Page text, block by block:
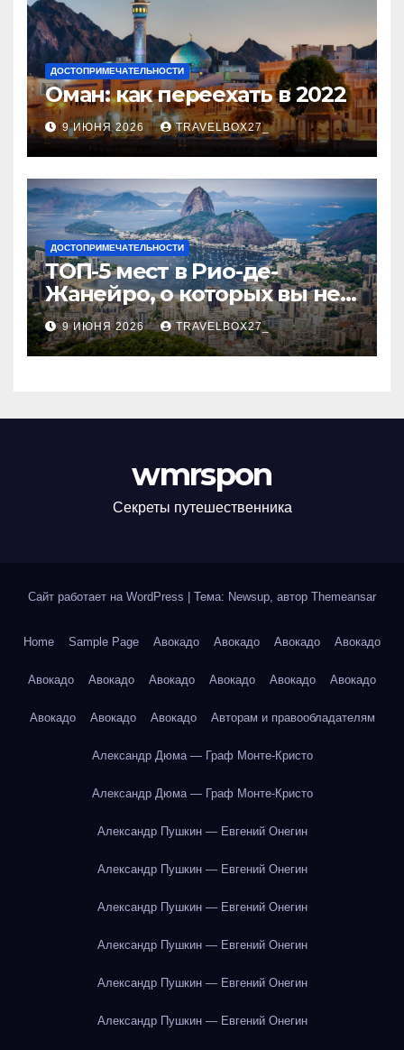
ДОСТОПРИМЕЧАТЕЛЬНОСТИ
Оман: как переехать в 2022
9 ИЮНЯ 2026 TRAVELBOX27_
ДОСТОПРИМЕЧАТЕЛЬНОСТИ
ТОП-5 мест в Рио-де-
Жанейро, о которых вы не
знали
9 ИЮНЯ 2026 TRAVELBOX27_
wmrspon
Секреты путешественника
Сайт работает на WordPress Тема: Newsup, автор Themeansar
Home Sample Page Авокадо Авокадо Авокадо Авокадо
Авокадо Авокадо Авокадо Авокадо Авокадо Авокадо
Авокадо Авокадо Авокадо Авторам и правообладателям
Александр Дюма — Граф Монте-Кристо
Александр Дюма — Граф Монте-Кристо
Александр Пушкин — Евгений Онегин
Александр Пушкин — Евгений Онегин
Александр Пушкин — Евгений Онегин
Александр Пушкин — Евгений Онегин
Александр Пушкин — Евгений Онегин
Александр Пушкин — Евгений Онегин